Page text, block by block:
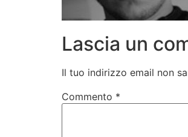
Lascia un
Il tuo indirizzo email non
Commento *